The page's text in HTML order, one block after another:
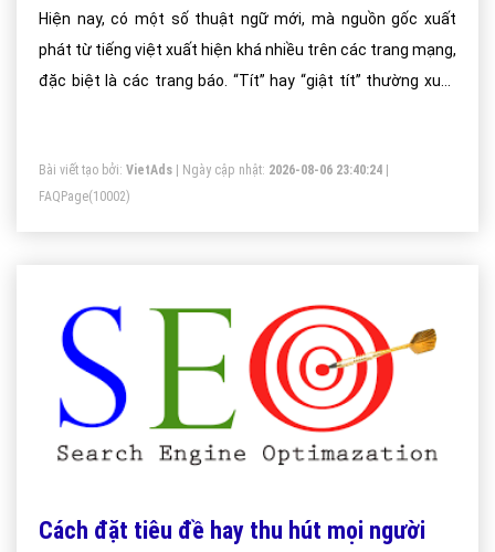
Hiện nay, có một số thuật ngữ mới, mà nguồn gốc xuất
phát từ tiếng việt xuất hiện khá nhiều trên các trang mạng,
đặc biệt là các trang báo. “Tít” hay “giật tít” thường xuất
Bài viết tạo bởi: VietAds | Ngày cập nhật: 2026-08-06 23:40:24
FAQPage(10002)
Cách đặt tiêu đề hay thu hút mọi người